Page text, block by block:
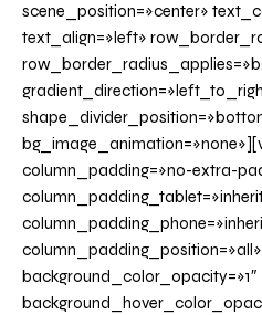
scene_position=»center»
text_align=»left»
column_padding=»no-extra-
column_padding_position=»all»
background_color_opacity=»1″